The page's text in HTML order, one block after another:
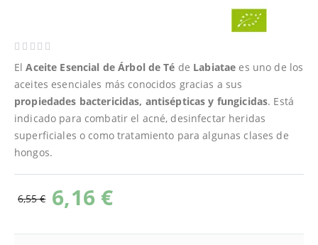
ElAceite Esencial de Árbol de Té de Labiatae es uno de los
aceites esenciales más conocidos gracias a sus
propiedades bactericidas, antisépticas y fungicidas. Está
indicado para combatir el acné, desinfectar heridas
superficiales o como tratamiento para algunas clases de
hongos.
6,16 €
6,55 €